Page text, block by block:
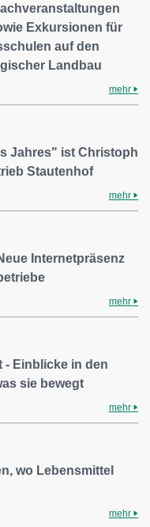
Exkursionen für
auf den
Landbau
mehr
Jahres" ist Christoph
Stautenhof
mehr
Internetpräsenz
mehr
- Einblicke in den
sie bewegt
mehr
wo Lebensmittel
mehr